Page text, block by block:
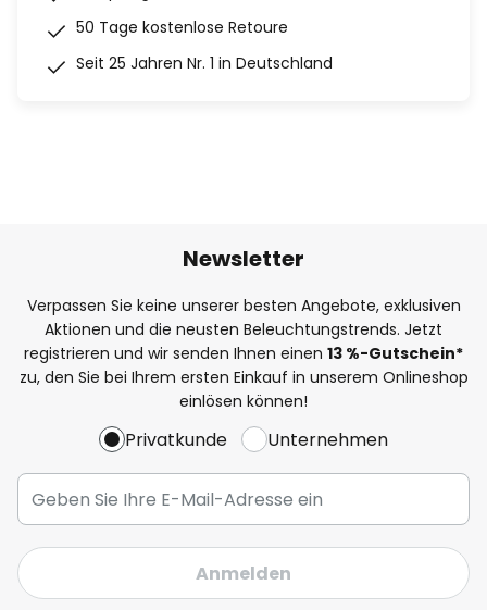
50 Tage kostenlose Retoure
Seit 25 Jahren Nr. 1 in Deutschland
Newsletter
Verpassen Sie keine unserer besten Angebote, exklusiven
Aktionen und die neusten Beleuchtungstrends. Jetzt
registrieren und wir senden Ihnen einen 13 %-Gutschein*
zu, den Sie bei Ihrem ersten Einkauf in unserem Onlineshop
einlösen können!
Privatkunde Unternehmen
Anmelden